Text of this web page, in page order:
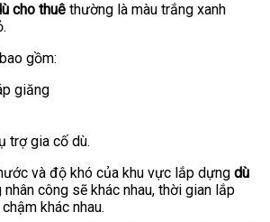
cho thuê thường là màu trắng xanh
gồm:
giăng
trợ gia cố dù.
và độ khó của khu vực lắp dựng dù
công sẽ khác nhau, thời gian lắp
khác nhau.